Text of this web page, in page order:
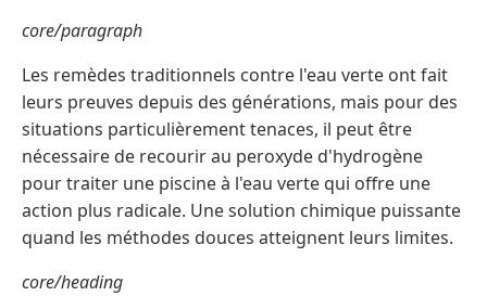
core/paragraph
Les remèdes traditionnels contre l'eau verte ont fait
leurs preuves depuis des générations, mais pour des
situations particulièrement tenaces, il peut être
nécessaire de recourir au peroxyde d'hydrogène
pour traiter une piscine à l'eau verte qui offre une
action plus radicale. Une solution chimique puissante
quand les méthodes douces atteignent leurs limites.
core/heading